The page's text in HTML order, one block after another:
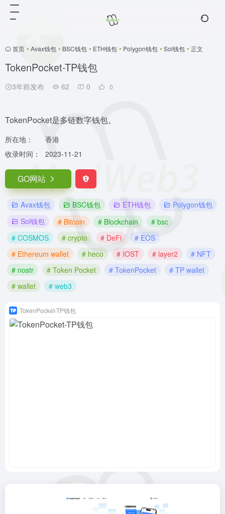
首页 • Avax钱包 • BSC钱包 • ETH钱包 • Polygon钱包 • Sol钱包 • 正文
TokenPocket-TP钱包
3年前发布 62 0 0
TokenPocket是多链数字钱包。
所在地：
香港
收录时间：
2023-11-21
GO网站
Avax钱包 BSC钱包 ETH钱包
Polygon钱包
Sol钱包
# Bitcoin # Blockchain
# bsc
# COSMOS
# crypto # DeFi
# EOS
# Ethereum wallet
# heco # IOST # layer2
# NFT
# nostr
# Token Pocket # TokenPocket
# TP wallet
# wallet
# web3
TokenPocket-TP钱包